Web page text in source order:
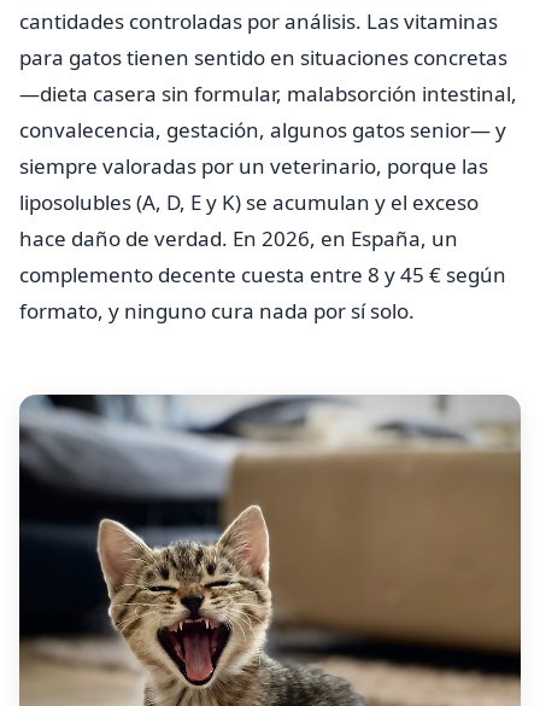
cantidades controladas por análisis. Las vitaminas
para gatos tienen sentido en situaciones concretas
—dieta casera sin formular, malabsorción intestinal,
convalecencia, gestación, algunos gatos senior— y
siempre valoradas por un veterinario, porque las
liposolubles (A, D, E y K) se acumulan y el exceso
hace daño de verdad. En 2026, en España, un
complemento decente cuesta entre 8 y 45 € según
formato, y ninguno cura nada por sí solo.